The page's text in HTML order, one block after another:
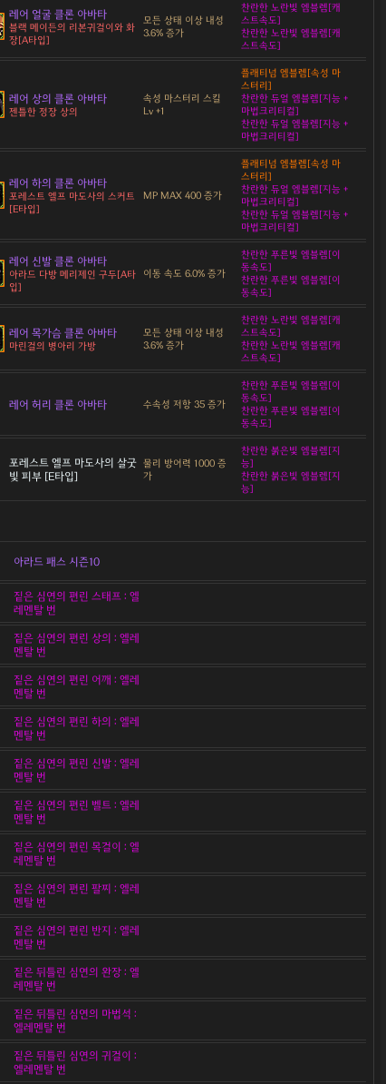
레어 얼굴 클론 아바타
블랙 메이든의 리본귀걸이와 화
장[A타입]
모든 상태 이상 내성
3.6% 증가
찬란한 노란빛 엠블렘[캐
스트속도]
찬란한 노란빛 엠블렘[캐
스트속도]
레어 상의 클론 아바타
젠틀한 정장 상의
속성 마스터리 스킬
Lv +1
플래티넘 엠블렘[속성 마
스터리]
찬란한 듀얼 엠블렘[지능 +
마법크리티컬]
찬란한 듀얼 엠블렘[지능 +
마법크리티컬]
레어 하의 클론 아바타
포레스트 엘프 마도사의 스커트
[E타입]
MP MAX 400 증가
플래티넘 엠블렘[속성 마
스터리]
찬란한 듀얼 엠블렘[지능 +
마법크리티컬]
찬란한 듀얼 엠블렘[지능 +
마법크리티컬]
레어 신발 클론 아바타
아라드 다방 메리제인 구두[A타
입]
이동 속도 6.0% 증가
찬란한 푸른빛 엠블렘[이
동속도]
찬란한 푸른빛 엠블렘[이
동속도]
레어 목가슴 클론 아바타
마린걸의 병아리 가방
모든 상태 이상 내성
3.6% 증가
찬란한 노란빛 엠블렘[캐
스트속도]
찬란한 노란빛 엠블렘[캐
스트속도]
레어 허리 클론 아바타 수속성 저항 35 증가
찬란한 푸른빛 엠블렘[이
동속도]
찬란한 푸른빛 엠블렘[이
동속도]
포레스트 엘프 마도사의 살굿
빛 피부 [E타입]
물리 방어력 1000 증
가
찬란한 붉은빛 엠블렘[지
능]
찬란한 붉은빛 엠블렘[지
능]
아라드 패스 시즌10
짙은 심연의 편린 스태프 : 엘
레멘탈 번
짙은 심연의 편린 상의 : 엘레
멘탈 번
짙은 심연의 편린 어깨 : 엘레
멘탈 번
짙은 심연의 편린 하의 : 엘레
멘탈 번
짙은 심연의 편린 신발 : 엘레
멘탈 번
짙은 심연의 편린 벨트 : 엘레
멘탈 번
짙은 심연의 편린 목걸이 : 엘
레멘탈 번
짙은 심연의 편린 팔찌 : 엘레
멘탈 번
짙은 심연의 편린 반지 : 엘레
멘탈 번
짙은 뒤틀린 심연의 완장 : 엘
레멘탈 번
짙은 뒤틀린 심연의 마법석 :
엘레멘탈 번
짙은 뒤틀린 심연의 귀걸이 :
엘레멘탈 번